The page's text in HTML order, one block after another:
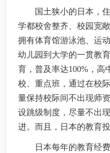
国土狭小的日本，住
学都校舍整齐、校园宽
拥有体育馆游泳池、运
幼儿园到大学的一贯教
育，普及率达100%，高
校、重点班，通过在校
量保持校际间不出现师
设跳级制度，尽量不出
进。而且，日本的教育
日本每年的教育经费